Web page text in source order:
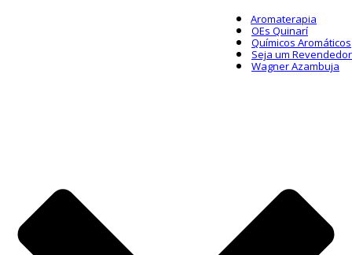
Aromaterapia
OEs Quinarí
Químicos Aromáticos
Seja um Revendedor
Wagner Azambuja